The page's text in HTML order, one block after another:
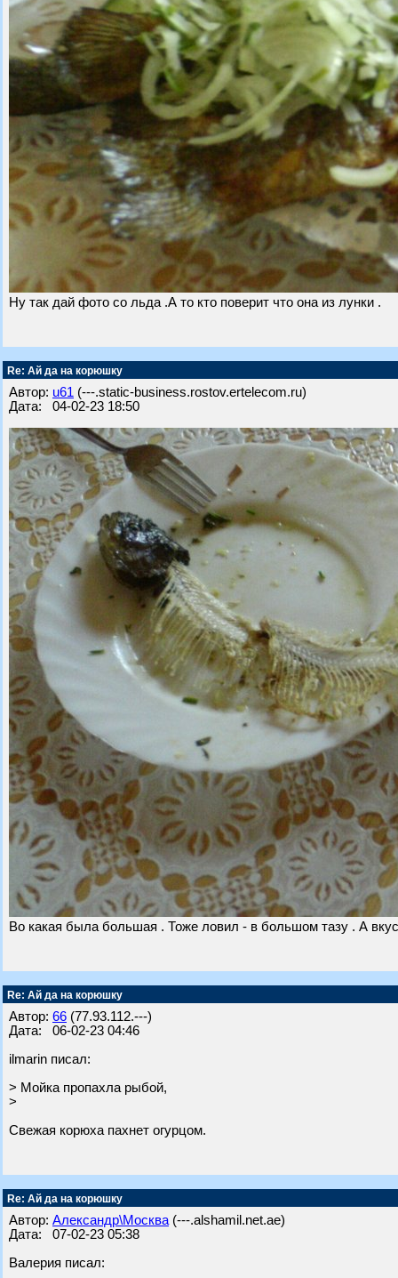
Ну так дай фото со льда .А то кто поверит что она из лунки .
Re: Ай да на корюшку
Автор: u61 (---.static-business.rostov.ertelecom.ru)
Дата: 04-02-23 18:50
Во какая была большая . Тоже ловил - в большом тазу . А
Re: Ай да на корюшку
Автор: 66 (77.93.112.---)
Дата: 06-02-23 04:46
ilmarin писал:
> Мойка пропахла рыбой,
>
Свежая корюха пахнет огурцом.
Re: Ай да на корюшку
Автор: Александр\Москва (---.alshamil.net.ae)
Дата: 07-02-23 05:38
Валерия писал: